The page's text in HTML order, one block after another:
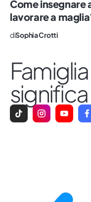
che è ancora
sushi, il numero
Come insegnare
lavorare a
diSophia Crotti
Famiglia